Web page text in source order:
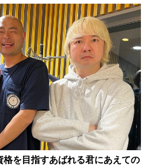
を目指すあばれる君にあえての